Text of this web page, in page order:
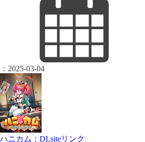
： 2025-03-04
ハニカム：DLsiteリンク